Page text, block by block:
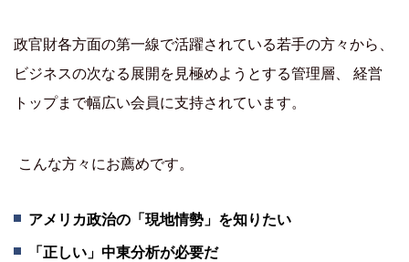
政官財各方面の第一線で活躍されている若手の方々から、
ビジネスの次なる展開を見極めようとする管理層、 経営
トップまで幅広い会員に支持されています。
こんな方々にお薦めです。
アメリカ政治の「現地情勢」を知りたい
「正しい」中東分析が必要だ